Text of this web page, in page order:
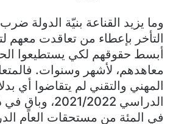
وما يزيد القناعة بنيّة الدولة
التأخر بإعطاء من تعاقدت معهم
أبسط حقوقهم لكي يستطيعوا
معاهدهم، لأشهر وسنوات.
المهني والتقني لم يتقاضوا أي
في المئة من مستحقات العام